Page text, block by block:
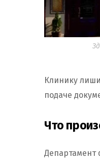
Клинику
подаче
Что
Департамент